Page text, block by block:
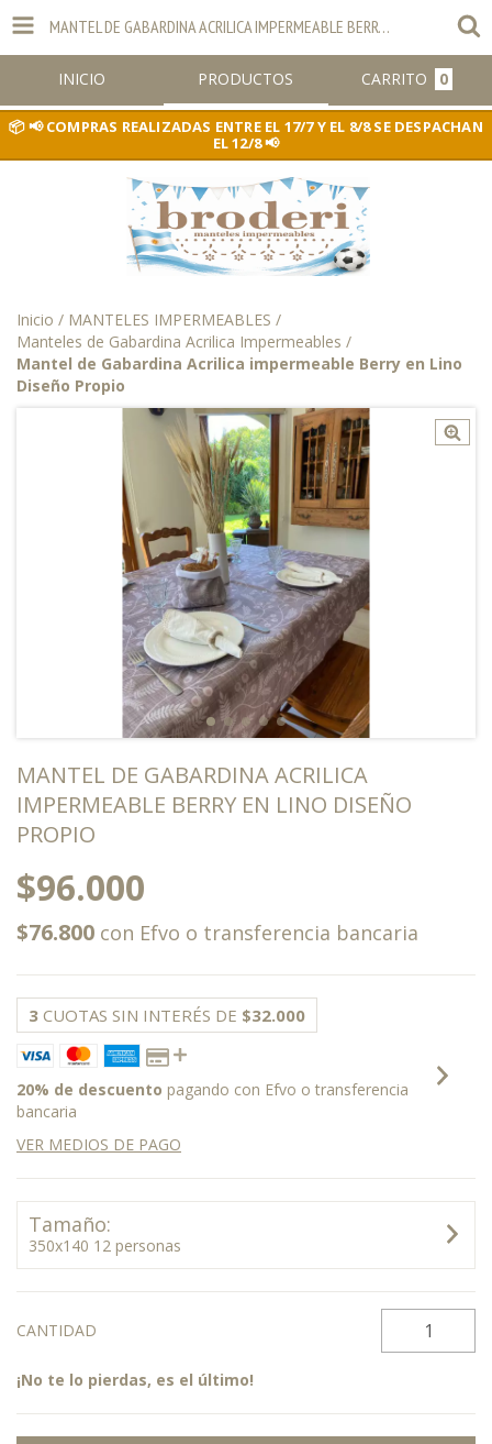
MANTEL DE GABARDINA ACRILICA IMPERMEABLE BERRY EN LINO DISEÑO PROPIO
INICIO PRODUCTOS CARRITO 0
📢 COMPRAS REALIZADAS ENTRE EL 17/7 Y EL 8/8 SE DESPACHAN
EL 12/8 📢
Inicio / MANTELES IMPERMEABLES /
Manteles de Gabardina Acrilica Impermeables /
Mantel de Gabardina Acrilica impermeable Berry en Lino
Diseño Propio
MANTEL DE GABARDINA ACRILICA
IMPERMEABLE BERRY EN LINO DISEÑO
PROPIO
$96.000
$76.800 con Efvo o transferencia bancaria
3 CUOTAS SIN INTERÉS DE $32.000
20% de descuento pagando con Efvo o transferencia
bancaria
VER MEDIOS DE PAGO
Tamaño:
350x140 12 personas
CANTIDAD
¡No te lo pierdas, es el último!